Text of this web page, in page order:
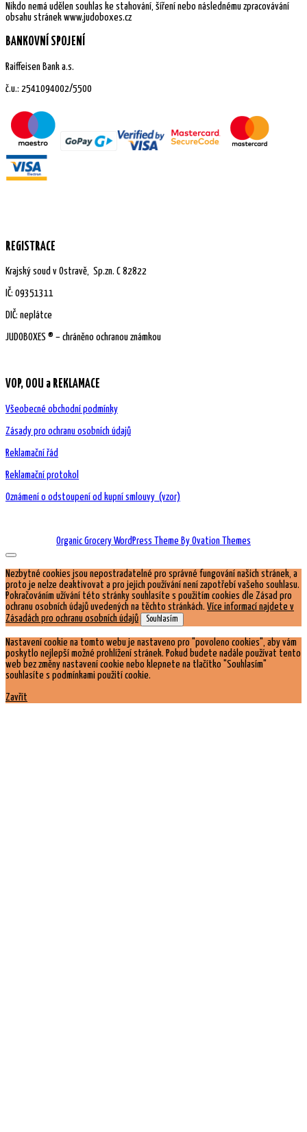
Nikdo nemá udělen souhlas ke stahování, šíření nebo následnému zpracovávání
obsahu stránek www.judoboxes.cz
BANKOVNÍ SPOJENÍ
Raiffeisen Bank a.s.
č.u.: 2541094002/5500
REGISTRACE
Krajský soud v Ostravě, Sp.zn. C 82822
IČ: 09351311
DIČ: neplátce
JUDOBOXES ® – chráněno ochranou známkou
VOP, OOU a REKLAMACE
Všeobecné obchodní podmínky
Zásady pro ochranu osobních údajů
Reklamační řád
Reklamační protokol
Oznámení o odstoupení od kupní smlouvy (vzor)
Organic Grocery WordPress Theme By Ovation Themes
Nezbytné cookies jsou nepostradatelné pro správné fungování našich stránek, a
proto je nelze deaktivovat a pro jejich používání není zapotřebí vašeho souhlasu.
Pokračováním užívání této stránky souhlasíte s použitím cookies dle Zásad pro
ochranu osobních údajů uvedených na těchto stránkách. Více informací najdete v
Zásadách pro ochranu osobních údajů
Souhlasím
Nastavení cookie na tomto webu je nastaveno pro "povoleno cookies", aby vám
poskytlo nejlepší možné prohlížení stránek. Pokud budete nadále používat tento
web bez změny nastavení cookie nebo klepnete na tlačítko "Souhlasím"
souhlasíte s podmínkami použití cookie.
Zavřít